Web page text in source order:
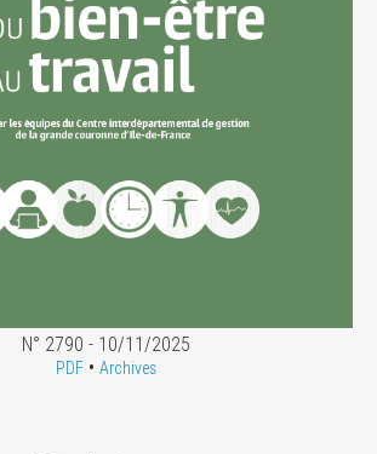
N° 2790 - 10/11/2025
PDF• Archives